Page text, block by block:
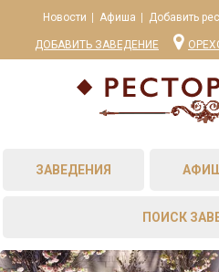
Новости Афиша Добавить
ДОБАВИТЬ ЗАВЕДЕНИЕ
ЗАВЕДЕНИЯ
ПОИСК